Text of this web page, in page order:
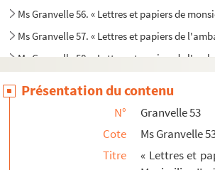
Ms Granvelle 56. « Lettres et papiers de
Ms Granvelle 57. « Lettres et papiers de
Ms Granvelle 58. « Lettres et papiers de
Présentation du contenu
N°
Granvelle 53
Cote
Ms Granvelle
Titre
« Lettres et